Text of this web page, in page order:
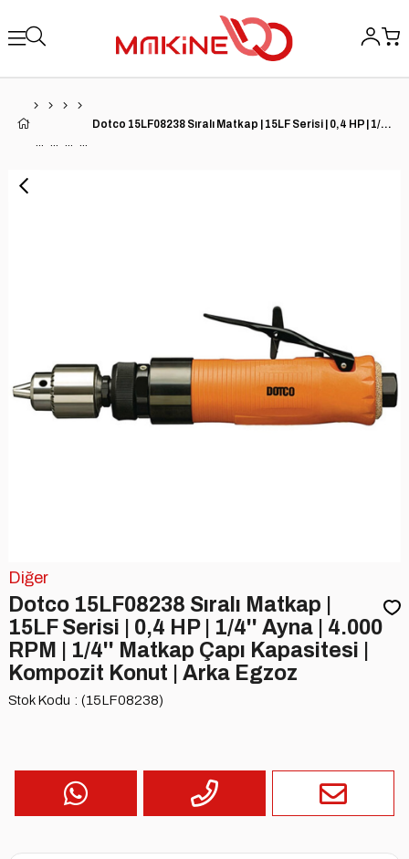
Dotco 15LF08238 Sıralı Matkap | 15LF Serisi | 0,4 HP | 1/4'' Ayna | 4.000 RPM | 1/4'' Matkap Çapı Kapasitesi | Kompozit Konut | Arka Egzoz
Diğer
Dotco 15LF08238 Sıralı Matkap |
15LF Serisi | 0,4 HP | 1/4'' Ayna | 4.000
RPM | 1/4'' Matkap Çapı Kapasitesi |
Kompozit Konut | Arka Egzoz
Stok Kodu (15LF08238)